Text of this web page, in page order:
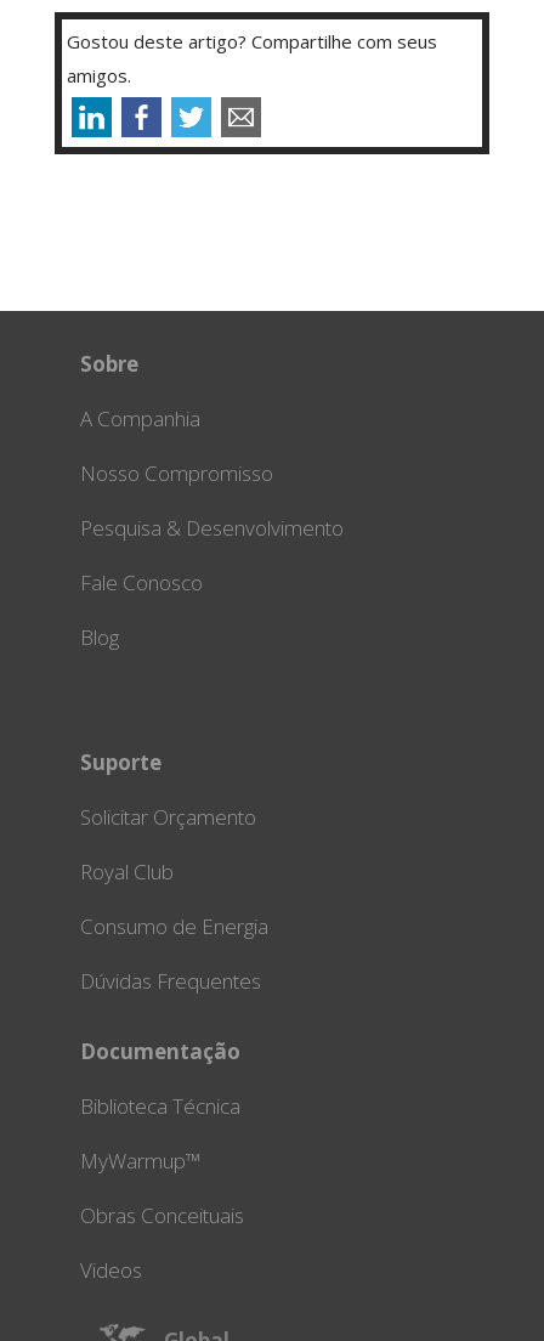
Gostou deste artigo? Compartilhe com seus
amigos.
Sobre
A Companhia
Nosso Compromisso
Pesquisa & Desenvolvimento
Fale Conosco
Blog
Suporte
Solicitar Orçamento
Royal Club
Consumo de Energia
Dúvidas Frequentes
Documentação
Biblioteca Técnica
MyWarmup™
Obras Conceituais
Videos